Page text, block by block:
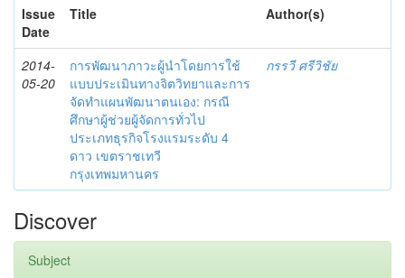
Issue
Date
Title Author(s)
2014-
05-20
การพัฒนาภาวะผู้นำโดยการใช้
แบบประเมินทางจิตวิทยาและการ
จัดทำแผนพัฒนาตนเอง: กรณี
ศึกษาผู้ช่วยผู้จัดการทั่วไป
ประเภทธุรกิจโรงแรมระดับ 4
ดาว เขตราชเทวี
กรุงเทพมหานคร
กรรวี ศรีวิชัย
Discover
Subject